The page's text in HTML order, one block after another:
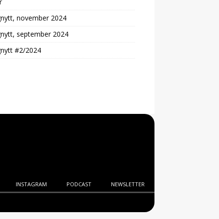
november 2024
september 2024
#2/2024
INSTAGRAM PODCAST NEWSLETTER